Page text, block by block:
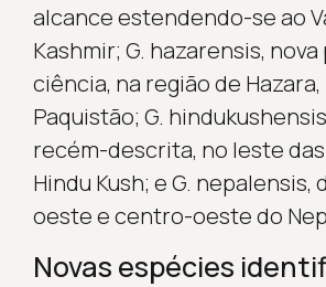
alcance estendendo-se ao
Kashmir; G. hazarensis, nova
ciência, na região de Hazara,
Paquistão; G.
recém-descrita, no leste
Hindu Kush; e G.
oeste e centro-oeste do
Novas espécies